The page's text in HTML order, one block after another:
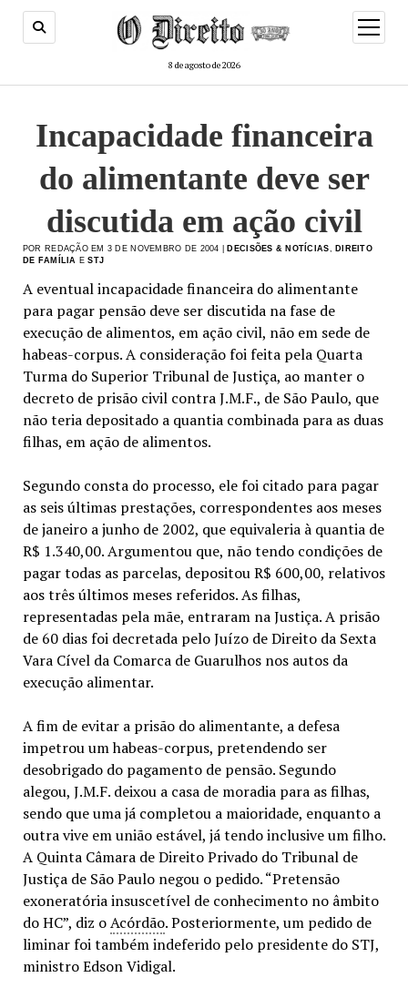
8 de agosto de 2026
menu
de
Incapacidade financeira
do alimentante deve ser
discutida em ação civil
POR REDAÇÃO EM 3 DE NOVEMBRO DE 2004 | DECISÕES & NOTÍCIAS
DIREITO
DE FAMÍLIA ESTJ
A eventual incapacidade financeira do alimentante
para pagar pensão deve ser discutida na fase de
execução de alimentos, em ação civil, não em sede de
habeas-corpus. A consideração foi feita pela Quarta
Turma do Superior Tribunal de Justiça, ao manter o
decreto de prisão civil contra J.M.F., de São Paulo, que
não teria depositado a quantia combinada para as duas
filhas, em ação de alimentos.
Segundo consta do processo, ele foi citado para pagar
as seis últimas prestações, correspondentes aos meses
de janeiro a junho de 2002, que equivaleria à quantia de
R$ 1.340,00. Argumentou que, não tendo condições de
pagar todas as parcelas, depositou R$ 600,00, relativos
aos três últimos meses referidos. As filhas,
representadas pela mãe, entraram na Justiça. A prisão
de 60 dias foi decretada pelo Juízo de Direito da Sexta
Vara Cível da Comarca de Guarulhos nos autos da
execução alimentar.
A fim de evitar a prisão do alimentante, a defesa
impetrou um habeas-corpus, pretendendo ser
desobrigado do pagamento de pensão. Segundo
alegou, J.M.F. deixou a casa de moradia para as filhas,
sendo que uma já completou a maioridade, enquanto a
outra vive em união estável, já tendo inclusive um filho.
A Quinta Câmara de Direito Privado do Tribunal de
Justiça de São Paulo negou o pedido. “Pretensão
exoneratória insuscetível de conhecimento no âmbito
do HC”, diz oAcórdão. Posteriormente, um pedido de
liminar foi também indeferido pelo presidente do STJ,
ministro Edson Vidigal.